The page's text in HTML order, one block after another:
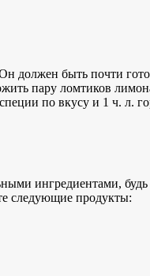
должен быть почти
пару ломтиков
по вкусу и 1 ч. л.
ингредиентами,
следующие продукты: